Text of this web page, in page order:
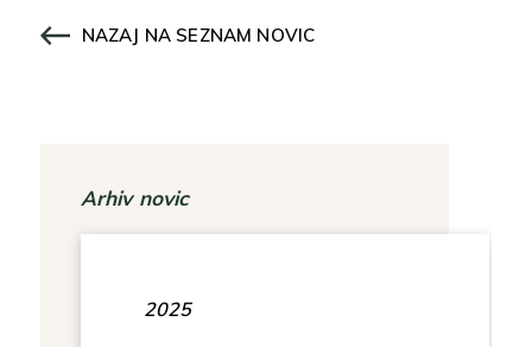
NAZAJ NA SEZNAM NOVIC
Arhiv novic
2025